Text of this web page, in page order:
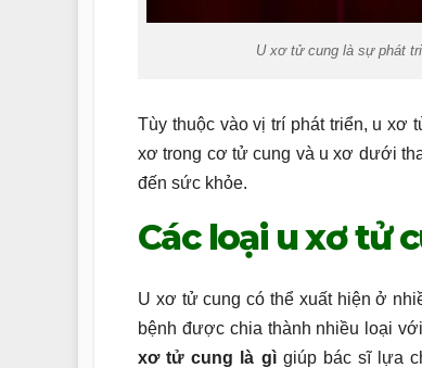
U xơ tử cung là sự phát
Tùy thuộc vào vị trí phát triển, u xơ
xơ trong cơ tử cung và u xơ dưới
đến sức khỏe.
Các loại u xơ tử
U xơ tử cung có thể xuất hiện ở
bệnh được chia thành nhiều loại
xơ tử cung là gì giúp bác sĩ lựa